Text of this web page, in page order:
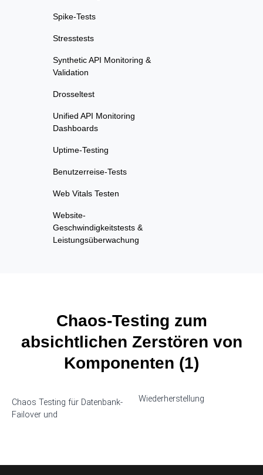
Spike-Tests
Stresstests
Synthetic API Monitoring &
Validation
Drosseltest
Unified API Monitoring
Dashboards
Uptime-Testing
Benutzerreise-Tests
Web Vitals Testen
Website-
Geschwindigkeitstests &
Leistungsüberwachung
Chaos-Testing zum
absichtlichen Zerstören von
Komponenten (1)
Chaos Testing für Datenbank-
Failover und
Wiederherstellung